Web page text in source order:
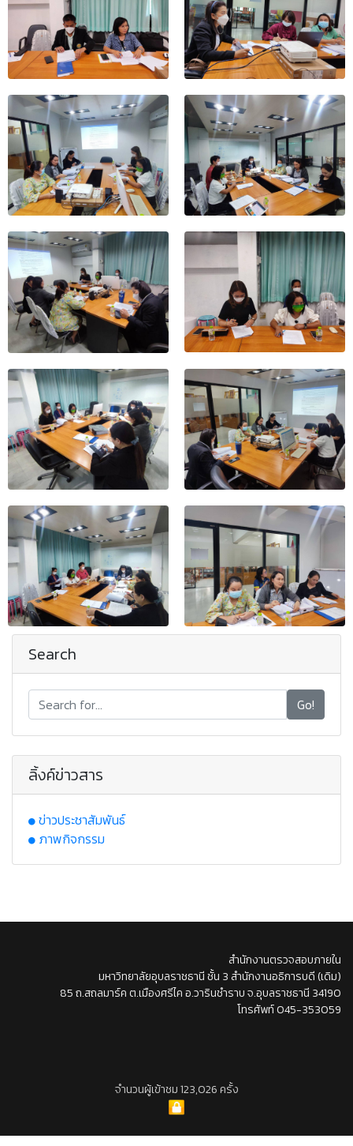
Search
Go!
ลิ้งค์ข่าวสาร
ข่าวประชาสัมพันธ์
ภาพกิจกรรม
สำนักงานตรวจสอบภายใน
มหาวิทยาลัยอุบลราชธานี ชั้น 3 สำนักงานอธิการบดี (เดิม)
85 ถ.สถลมาร์ค ต.เมืองศรีไค อ.วารินชำราบ จ.อุบลราชธานี 34190
โทรศัพท์ 045-353059
จำนวนผู้เข้าชม 123,026 ครั้ง